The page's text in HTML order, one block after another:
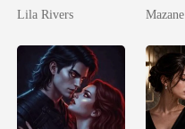
Lila Rivers Mazane